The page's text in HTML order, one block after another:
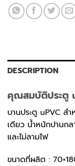
DESCRIPTION
คุณสมบัติประตู
บานประตู uPVC สำ
เดียว น้ำหนักปานก
และไม่ลามไฟ
ขนาดที่ผลิต :